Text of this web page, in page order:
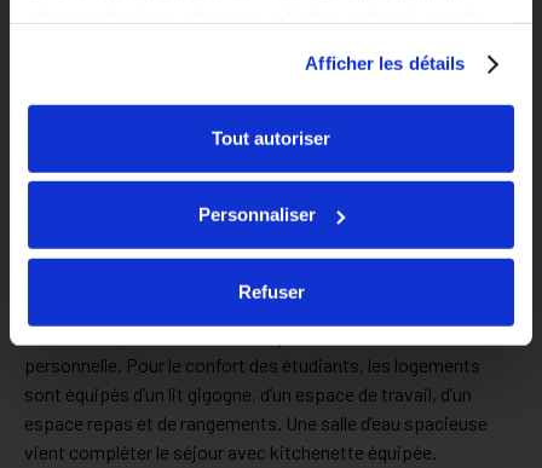
Afficher les détails
Tout autoriser
Personnaliser
Refuser
étudiants disposent de logements confortables, modernes et
parfaitement adaptés à leurs besoins.
Appartement étudiant – Studio / T1
Roubaix
En plein centre de Roubaix, la résidence étudiante Carré
personnelle. Pour le confort des étudiants, les logements
sont équipés d’un lit gigogne, d’un espace de travail, d’un
espace repas et de rangements. Une salle d’eau spacieuse
vient compléter le séjour avec kitchenette équipée.